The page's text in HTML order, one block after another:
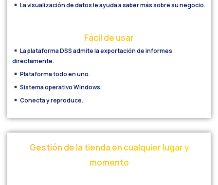
La visualización de datos le ayuda a saber más sobre su negocio.
Fácil de usar
La plataforma DSS admite la exportación de informes
directamente.
Plataforma todo en uno.
Sistema operativo Windows.
Conecta y reproduce.
Gestión de la tienda en cualquier lugary
momento